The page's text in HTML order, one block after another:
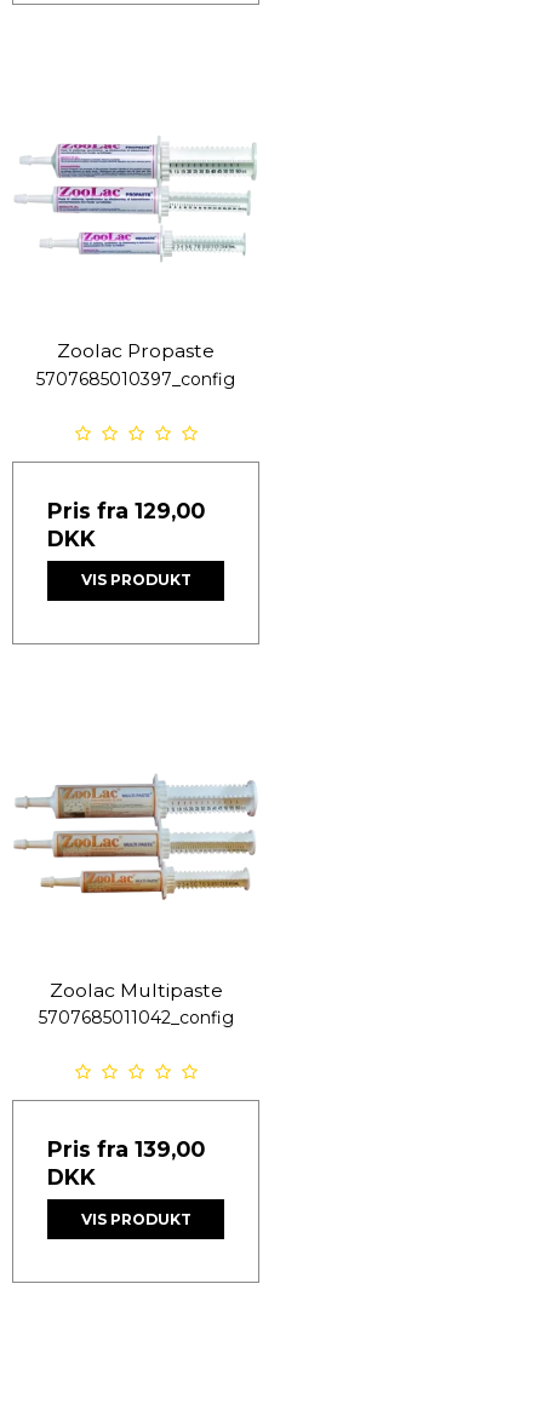
Zoolac Propaste
5707685010397_config
Pris fra 129,00
DKK
VIS PRODUKT
Zoolac Multipaste
5707685011042_config
Pris fra 139,00
DKK
VIS PRODUKT